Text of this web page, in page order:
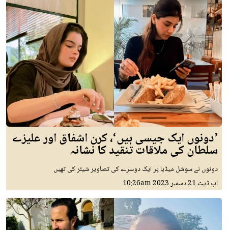
’دونوں ایک جیسی ہیں‘، کرن اشفاق اور علیزے
سلطان کی ملاقات تنقید کا نشانہ
دونوں نے سوشل میڈیا پر ایک دوسرے کی تصاویر شیئر کی تھیں
اپ ڈیٹ 21 دسمبر 2023 10:26am